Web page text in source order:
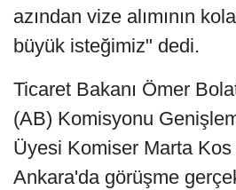
azından vize alımının
büyük isteğimiz" dedi.
Ticaret Bakanı Ömer
(AB) Komisyonu
Üyesi Komiser Marta
Ankara'da görüşme